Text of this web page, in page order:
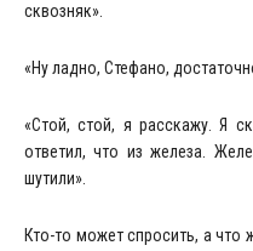
сквозняк».
«Ну ладно, Стефано,
«Стой, стой, я расскажу. Я
ответил, что из железа.
шутили».
Кто-то может спросить, а что